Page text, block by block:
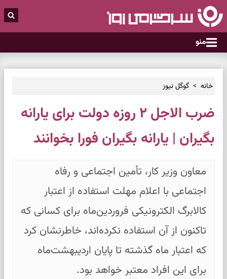
منو
خانه گوگل نیوز
ضرب الاجل ۲ روزه دولت برای یارانه
بگیران | یارانه بگیران فورا بخوانند
معاون وزیر کار، تأمین اجتماعی و رفاه
اجتماعی با اعلام مهلت استفاده از اعتبار
کالابرگ الکترونیکی فروردین‌ماه برای کسانی که
تاکنون از آن استفاده نکرده‌اند، خاطرنشان کرد
که اعتبار ماه گذشته تا پایان اردیبهشت‌ماه
برای این افراد معتبر خواهد بود.